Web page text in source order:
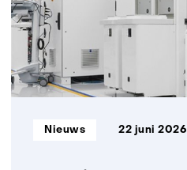
mentale
belasting,
maar
veel
blijft
Informatietype:
Nieuws 22 juni 2026